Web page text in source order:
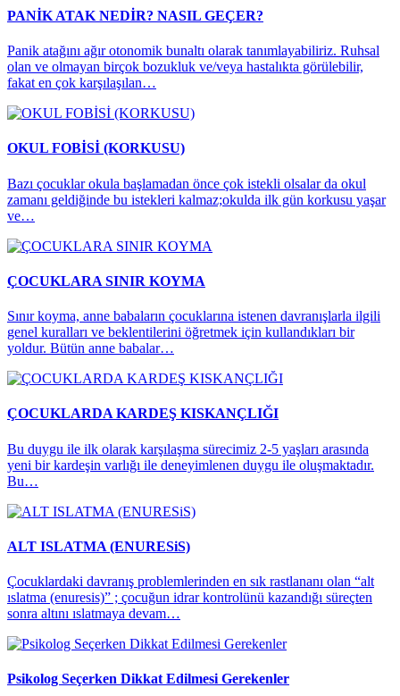
PANİK ATAK NEDİR? NASIL GEÇER?
Panik atağını ağır otonomik bunaltı olarak tanımlayabiliriz. Ruhsal
olan ve olmayan birçok bozukluk ve/veya hastalıkta görülebilir,
fakat en çok karşılaşılan…
OKUL FOBİSİ (KORKUSU)
Bazı çocuklar okula başlamadan önce çok istekli olsalar da okul
zamanı geldiğinde bu istekleri kalmaz;okulda ilk gün korkusu yaşar
ve…
ÇOCUKLARA SINIR KOYMA
Sınır koyma, anne babaların çocuklarına istenen davranışlarla ilgili
genel kuralları ve beklentilerini öğretmek için kullandıkları bir
yoldur. Bütün anne babalar…
ÇOCUKLARDA KARDEŞ KISKANÇLIĞI
Bu duygu ile ilk olarak karşılaşma sürecimiz 2-5 yaşları arasında
yeni bir kardeşin varlığı ile deneyimlenen duygu ile oluşmaktadır.
Bu…
ALT ISLATMA (ENURESiS)
Çocuklardaki davranış problemlerinden en sık rastlananı olan “alt
ıslatma (enuresis)” ; çocuğun idrar kontrolünü kazandığı süreçten
sonra altını ıslatmaya devam…
Psikolog Seçerken Dikkat Edilmesi Gerekenler